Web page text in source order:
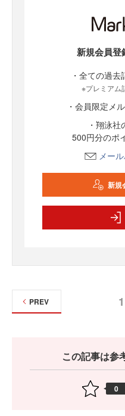
新規会員登
・全ての過
※プレミアム
・会員限定メ
・翔泳社
500円分のポ
メー
新規
1
PREV
この記事は参
0